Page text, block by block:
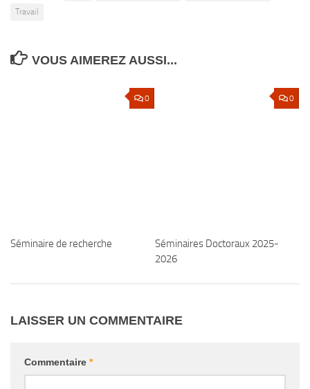
Travail
VOUS AIMEREZ AUSSI...
0
Séminaire de recherche
0
Séminaires Doctoraux 2025-
2026
LAISSER UN COMMENTAIRE
Commentaire *